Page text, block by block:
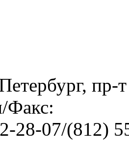
пр-
Факс:
28-07/(812)